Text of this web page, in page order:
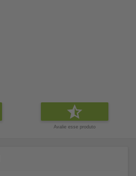
Avalie esse produto